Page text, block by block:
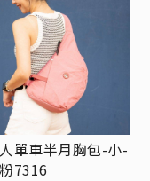
單車半月胸包-小-
7316